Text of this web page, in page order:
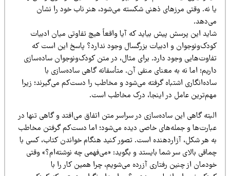
نه. وقتی مرزهای ذهنی شکسته می‌شود، هنر ناب خود را نشان
این پرسش پیش بیاید که آیا واقعاً هیچ تفاوتی میان ادبیات
و ادبیات بزرگسال وجود ندارد؟ پاسخ این است که
وجود دارد. برای مثال، در متن کودک‌ونوجوان ساده‌سازی
اما نه به معنای منفی آن. متأسفانه گاهی ساده‌سازی با
اشتباه گرفته می‌شود و مخاطب را دست‌کم می‌گیرند؛ زیرا
عامل در اینجا، درک مخاطب است.
گاهی این ساده‌سازی در سراسر متن اتفاق می‌افتد و گاهی تنها در
و جمله‌های خاصی دیده می‌شود؛ اما دست‌کم گرفتن مخاطب
هر شکل، آزاردهنده است. تصور کنید هنگام خواندن کتاب، کسی با
بالای سر شما بایستد و بگوید: «می‌فهمی چه نوشته‌ام؟» وقتی
از چنین رفتاری آزرده می‌شویم، چرا همین کار را با